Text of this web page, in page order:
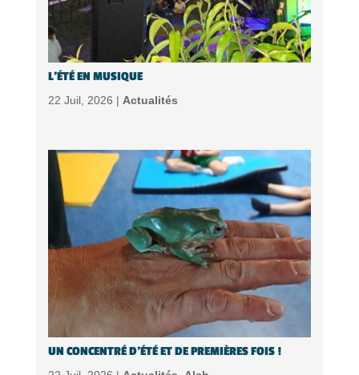
L’ÉTÉ EN MUSIQUE
22 Juil, 2026 | Actualités
UN CONCENTRÉ D’ÉTÉ ET DE PREMIÈRES FOIS !